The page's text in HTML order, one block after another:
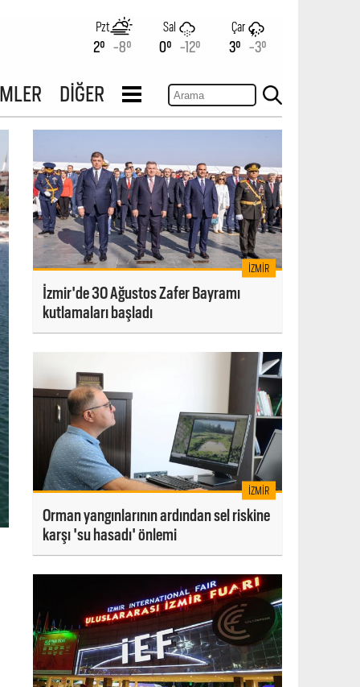
Pzt
2° -8°
Sal
0° -12°
Çar
3° -3°
DİĞER
İZMIR
İzmir'de 30 Ağustos Zafer Bayramı
kutlamaları başladı
İZMIR
Orman yangınlarının ardından sel riskine
karşı 'su hasadı' önlemi